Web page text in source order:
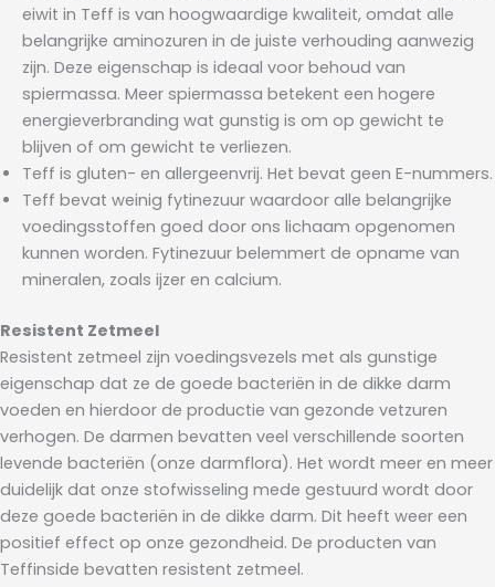
eiwit in Teff is van hoogwaardige kwaliteit, omdat alle
belangrijke aminozuren in de juiste verhouding aanwezig
zijn. Deze eigenschap is ideaal voor behoud van
spiermassa. Meer spiermassa betekent een hogere
energieverbranding wat gunstig is om op gewicht te
blijven of om gewicht te verliezen.
Teff is gluten- en allergeenvrij. Het bevat geen E-nummers.
Teff bevat weinig fytinezuur waardoor alle belangrijke
voedingsstoffen goed door ons lichaam opgenomen
kunnen worden. Fytinezuur belemmert de opname van
mineralen, zoals ijzer en calcium.
Resistent Zetmeel
Resistent zetmeel zijn voedingsvezels met als gunstige
eigenschap dat ze de goede bacteriën in de dikke darm
voeden en hierdoor de productie van gezonde vetzuren
verhogen. De darmen bevatten veel verschillende soorten
levende bacteriën (onze darmflora). Het wordt meer en meer
duidelijk dat onze stofwisseling mede gestuurd wordt door
deze goede bacteriën in de dikke darm. Dit heeft weer een
positief effect op onze gezondheid. De producten van
Teffinside bevatten resistent zetmeel.